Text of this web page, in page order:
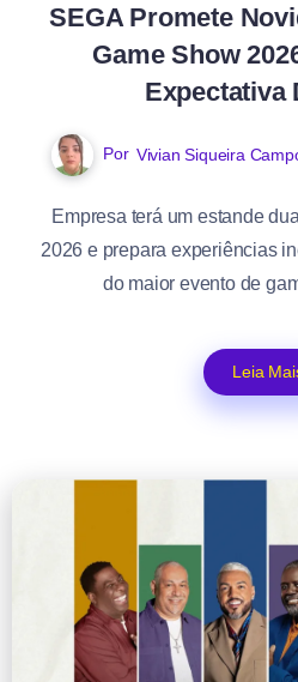
SEGA Promete
Game Show
Expectativa
Por Vivian Siqueira
Empresa terá um estande
2026 e prepara experiências
do maior evento de
Leia